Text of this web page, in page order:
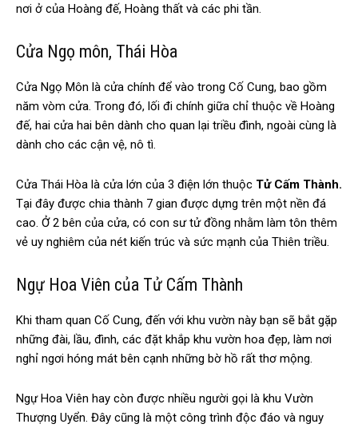
nơi ở của Hoàng đế, Hoàng thất và các phi tần.
Cửa Ngọ môn, Thái Hòa
Cửa Ngọ Môn là cửa chính để vào trong Cố Cung, bao gồm
năm vòm cửa. Trong đó, lối đi chính giữa chỉ thuộc về Hoàng
đế, hai cửa hai bên dành cho quan lại triều đình, ngoài cùng là
dành cho các cận vệ, nô tì.
Cửa Thái Hòa là cửa lớn của 3 điện lớn thuộc Tử Cấm Thành.
Tại đây được chia thành 7 gian được dựng trên một nền đá
cao. Ở 2 bên của cửa, có con sư tử đồng nhằm làm tôn thêm
vẻ uy nghiêm của nét kiến trúc và sức mạnh của Thiên triều.
Ngự Hoa Viên của Tử Cấm Thành
Khi tham quan Cố Cung, đến với khu vườn này bạn sẽ bắt gặp
những đài, lầu, đình, các đặt khắp khu vườn hoa đẹp, làm nơi
nghỉ ngơi hóng mát bên cạnh những bờ hồ rất thơ mộng.
Ngự Hoa Viên hay còn được nhiều người gọi là khu Vườn
Thượng Uyển. Đây cũng là một công trình độc đáo và nguy